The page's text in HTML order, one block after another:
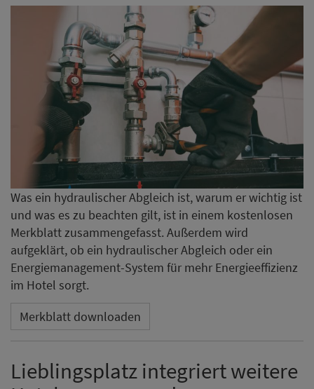
Was ein hydraulischer Abgleich ist, warum er wichtig ist
und was es zu beachten gilt, ist in einem kostenlosen
Merkblatt zusammengefasst. Außerdem wird
aufgeklärt, ob ein hydraulischer Abgleich oder ein
Energiemanagement-System für mehr Energieeffizienz
im Hotel sorgt.
Merkblatt downloaden
Lieblingsplatz integriert weitere